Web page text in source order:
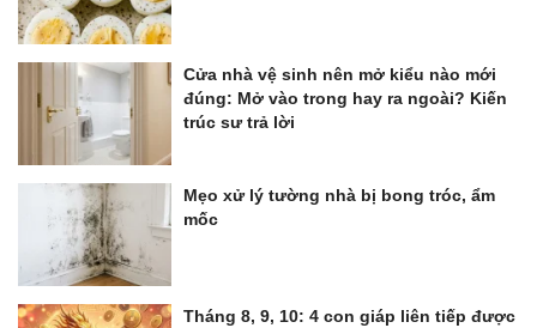
Cửa nhà vệ sinh nên mở kiểu nào mới
đúng: Mở vào trong hay ra ngoài? Kiến
trúc sư trả lời
Mẹo xử lý tường nhà bị bong tróc, ẩm
mốc
Tháng 8, 9, 10: 4 con giáp liên tiếp được